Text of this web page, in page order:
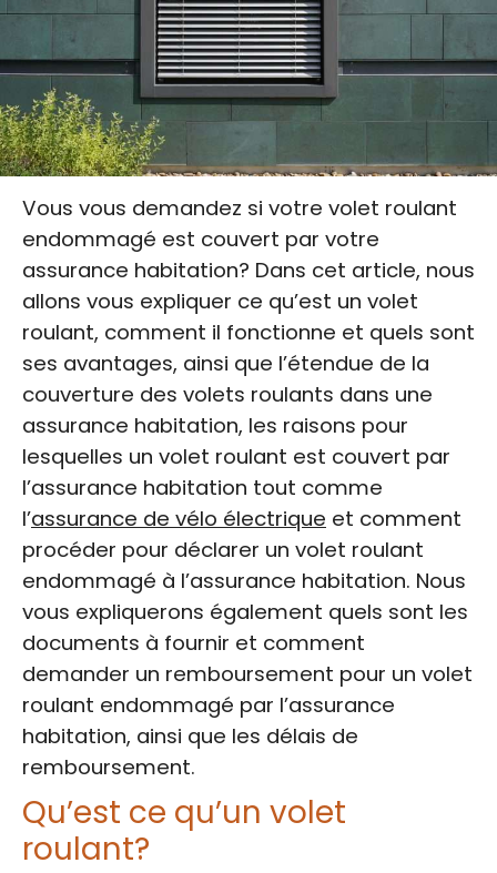
Vous vous demandez si votre volet roulant
endommagé est couvert par votre
assurance habitation? Dans cet article, nous
allons vous expliquer ce qu’est un volet
roulant, comment il fonctionne et quels sont
ses avantages, ainsi que l’étendue de la
couverture des volets roulants dans une
assurance habitation, les raisons pour
lesquelles un volet roulant est couvert par
l’assurance habitation tout comme
l’assurance de vélo électrique et comment
procéder pour déclarer un volet roulant
endommagé à l’assurance habitation. Nous
vous expliquerons également quels sont les
documents à fournir et comment
demander un remboursement pour un volet
roulant endommagé par l’assurance
habitation, ainsi que les délais de
remboursement.
Qu’est ce qu’un volet
roulant?